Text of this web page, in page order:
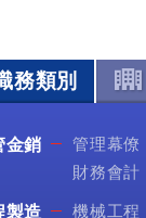
務類別
金銷 管理幕僚
財務會計
製造 機械工程